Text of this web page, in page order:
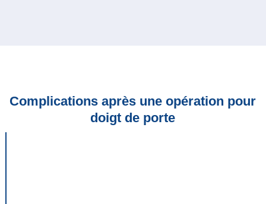
Complications après une opération pour
doigt de porte